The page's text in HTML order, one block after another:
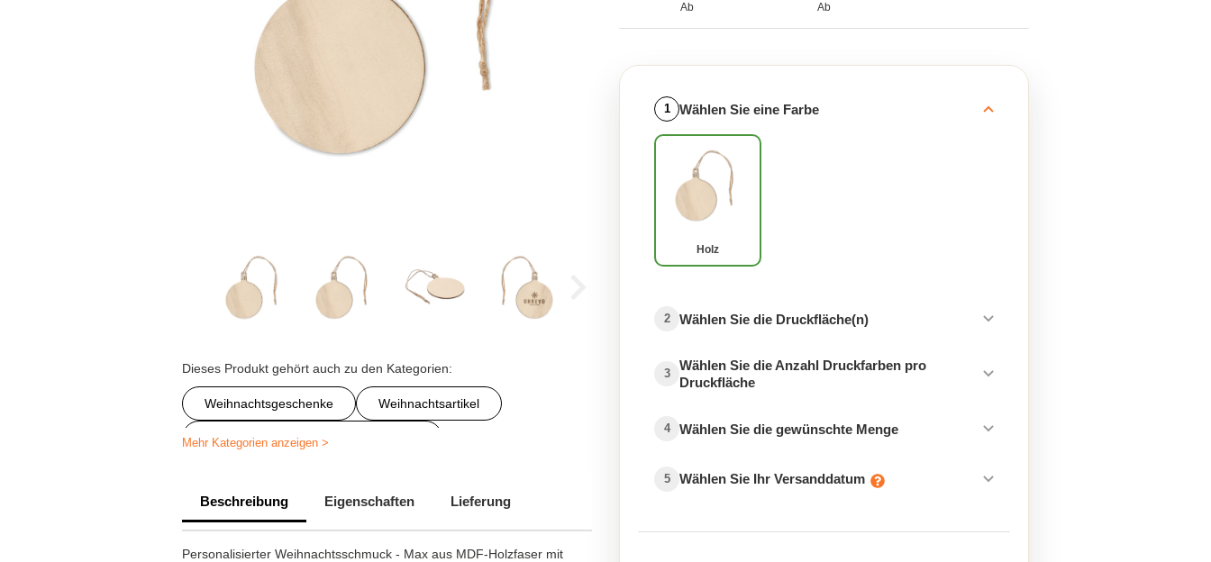
Dieses Produkt gehört auch zu den Kategorien:
Weihnachtsgeschenke Weihnachtsartikel
Saisonale Geschenke personalisieren
Mehr Kategorien anzeigen >
Beschreibung Eigenschaften Lieferung
Personalisierter Weihnachtsschmuck - Max aus MDF-Holzfaser mit
Ab Ab
1 Wählen Sie eine Farbe
Holz
2 Wählen Sie die Druckfläche(n)
3
Wählen Sie die Anzahl Druckfarben pro
Druckfläche
4 Wählen Sie die gewünschte Menge
5 Wählen Sie Ihr Versanddatum